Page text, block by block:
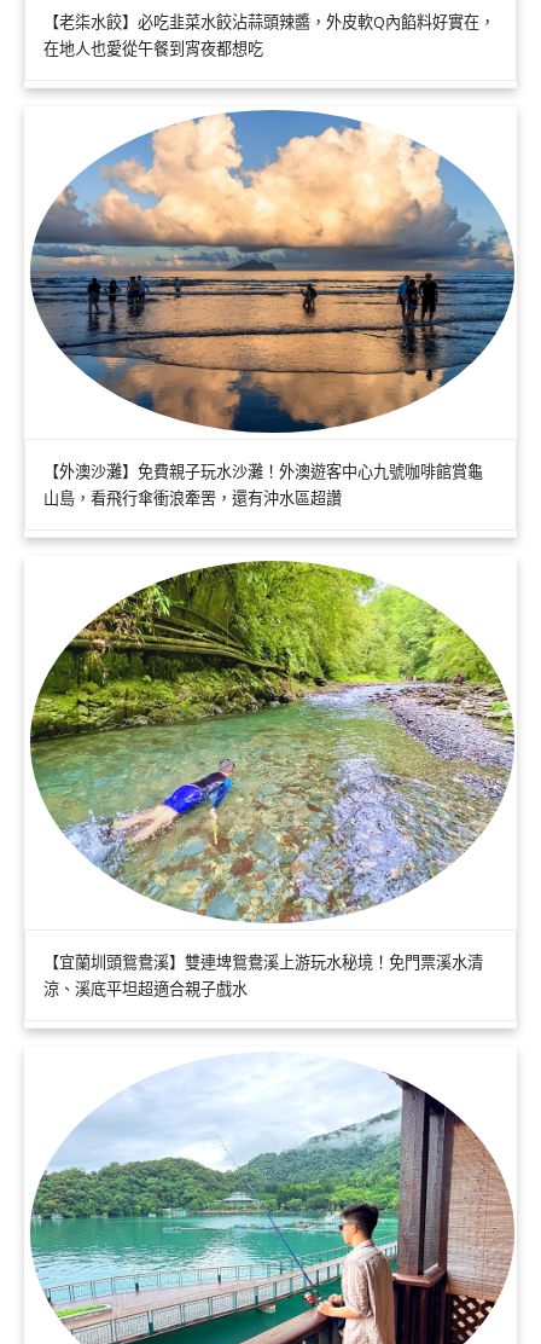
【老柒水餃】必吃韭菜水餃沾蒜頭辣醬，外皮軟Q內餡料好實在，
在地人也愛從午餐到宵夜都想吃
【外澳沙灘】免費親子玩水沙灘！外澳遊客中心九號咖啡館賞龜
山島，看飛行傘衝浪牽罟，還有沖水區超讚
【宜蘭圳頭鴛鴦溪】雙連埤鴛鴦溪上游玩水秘境！免門票溪水清
涼、溪底平坦超適合親子戲水